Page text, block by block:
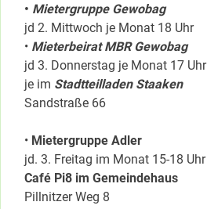
• Mietergruppe Gewobag
jd 2. Mittwoch je Monat 18 Uhr
• Mieterbeirat MBR Gewobag
jd 3. Donnerstag je Monat 17 Uhr
je im Stadtteilladen Staaken
Sandstraße 66
• Mietergruppe Adler
jd. 3. Freitag im Monat 15-18 Uhr
Café Pi8 im Gemeindehaus
Pillnitzer Weg 8